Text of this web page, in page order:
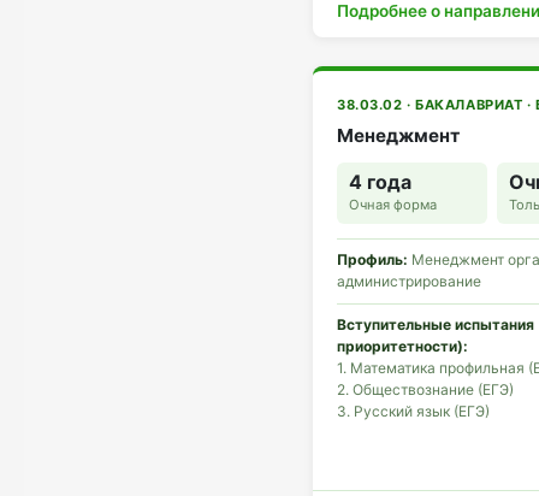
Подробнее о
38.03.02 · БАКАЛАВРИАТ
Менеджмент
4 года
Очная форма
Профиль: Менеджмент
администрирование
Вступительные испытания
приоритетности):
1. Математика профильная
2. Обществознание (ЕГЭ)
3. Русский язык (ЕГЭ)